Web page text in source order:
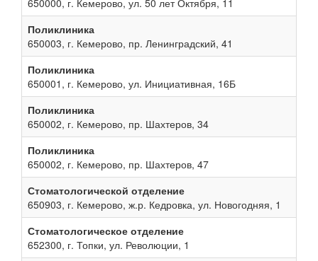
650000, г. Кемерово, ул. 50 лет Октября, 11
Поликлиника
650003, г. Кемерово, пр. Ленинградский, 41
Поликлиника
650001, г. Кемерово, ул. Инициативная, 16Б
Поликлиника
650002, г. Кемерово, пр. Шахтеров, 34
Поликлиника
650002, г. Кемерово, пр. Шахтеров, 47
Стоматологической отделение
650903, г. Кемерово, ж.р. Кедровка, ул. Новогодняя, 1
Стоматологическое отделение
652300, г. Топки, ул. Революции, 1